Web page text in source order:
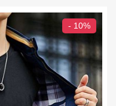
- 10%